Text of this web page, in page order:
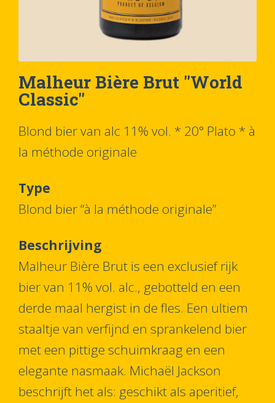
Malheur Bière Brut "World
Classic"
Blond bier van alc 11% vol. * 20° Plato * à
la méthode originale
Type
Blond bier “à la méthode originale”
Beschrijving
Malheur Bière Brut is een exclusief rijk
bier van 11% vol. alc., gebotteld en een
derde maal hergist in de fles. Een ultiem
staaltje van verfijnd en sprankelend bier
met een pittige schuimkraag en een
elegante nasmaak. Michaël Jackson
beschrijft het als: geschikt als aperitief,